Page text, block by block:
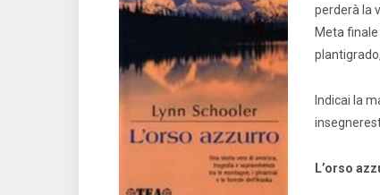
perderà la
Meta
Indicai la
L’orso